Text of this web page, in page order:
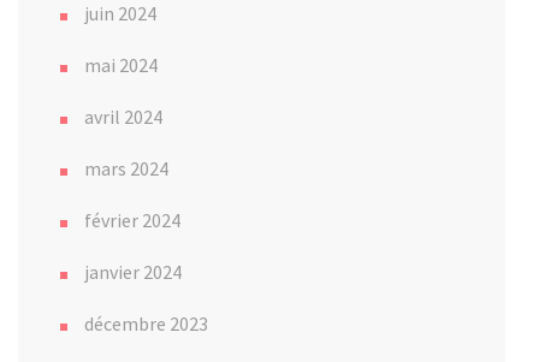
juin 2024
mai 2024
avril 2024
mars 2024
février 2024
janvier 2024
décembre 2023